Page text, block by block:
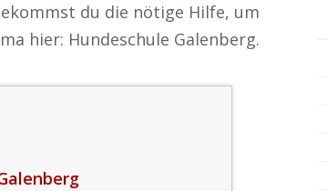
du die nötige Hilfe, um
hier: Hundeschule Galenberg.